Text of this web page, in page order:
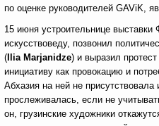
по оценке руководителей GAViK,
15 июня устроительнице
искусствоведу, позвонил
( Ilia Marjanidze) и выразил
инициативу как провокацию и
Абхазия на ней не
прослеживалась, если не
он, грузинские художники